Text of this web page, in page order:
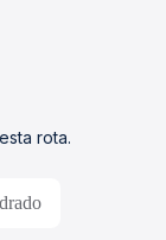
rota.